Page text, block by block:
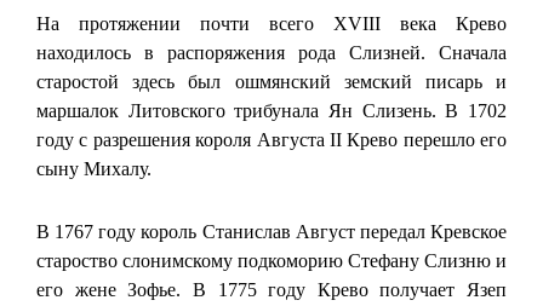
На протяжении почти всего XVIII века Крево
находилось в распоряжения рода Слизней. Сначала
старостой здесь был ошмянский земский писарь и
маршалок Литовского трибунала Ян Слизень. В 1702
году с разрешения короля Августа ІІ Крево перешло его
сыну Михалу.
В 1767 году король Станислав Август передал Кревское
староство слонимскому подкоморию Стефану Слизню и
его жене Зофье. В 1775 году Крево получает Язеп